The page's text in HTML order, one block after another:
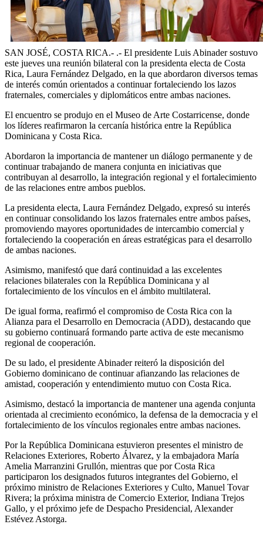
SAN JOSÉ, COSTA RICA.- .- El presidente Luis Abinader sostuvo
este jueves una reunión bilateral con la presidenta electa de Costa
Rica, Laura Fernández Delgado, en la que abordaron diversos temas
de interés común orientados a continuar fortaleciendo los lazos
fraternales, comerciales y diplomáticos entre ambas naciones.
El encuentro se produjo en el Museo de Arte Costarricense, donde
los líderes reafirmaron la cercanía histórica entre la República
Dominicana y Costa Rica.
Abordaron la importancia de mantener un diálogo permanente y de
continuar trabajando de manera conjunta en iniciativas que
contribuyan al desarrollo, la integración regional y el fortalecimiento
de las relaciones entre ambos pueblos.
La presidenta electa, Laura Fernández Delgado, expresó su interés
en continuar consolidando los lazos fraternales entre ambos países,
promoviendo mayores oportunidades de intercambio comercial y
fortaleciendo la cooperación en áreas estratégicas para el desarrollo
de ambas naciones.
Asimismo, manifestó que dará continuidad a las excelentes
relaciones bilaterales con la República Dominicana y al
fortalecimiento de los vínculos en el ámbito multilateral.
De igual forma, reafirmó el compromiso de Costa Rica con la
Alianza para el Desarrollo en Democracia (ADD), destacando que
su gobierno continuará formando parte activa de este mecanismo
regional de cooperación.
De su lado, el presidente Abinader reiteró la disposición del
Gobierno dominicano de continuar afianzando las relaciones de
amistad, cooperación y entendimiento mutuo con Costa Rica.
Asimismo, destacó la importancia de mantener una agenda conjunta
orientada al crecimiento económico, la defensa de la democracia y el
fortalecimiento de los vínculos regionales entre ambas naciones.
Por la República Dominicana estuvieron presentes el ministro de
Relaciones Exteriores, Roberto Álvarez, y la embajadora María
Amelia Marranzini Grullón, mientras que por Costa Rica
participaron los designados futuros integrantes del Gobierno, el
próximo ministro de Relaciones Exteriores y Culto, Manuel Tovar
Rivera; la próxima ministra de Comercio Exterior, Indiana Trejos
Gallo, y el próximo jefe de Despacho Presidencial, Alexander
Estévez Astorga.